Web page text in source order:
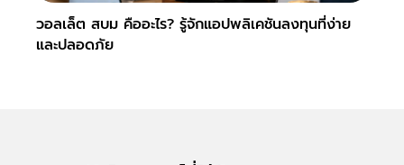
วอลเล็ต สบม คืออะไร? รู้จักแอปพลิเคชันลงทุนที่ง่าย
และปลอดภัย